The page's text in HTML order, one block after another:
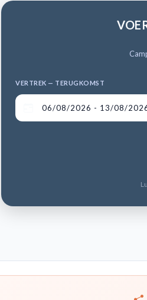
VERTREK — TERUGKOMST